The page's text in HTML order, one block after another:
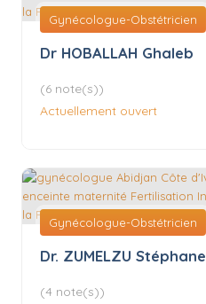
Gynécologue-Obstétricien
Dr HOBALLAH Ghaleb
(6 note(s))
Actuellement ouvert
Gynécologue-Obstétricien
Dr. ZUMELZU Stéphane
(4 note(s))